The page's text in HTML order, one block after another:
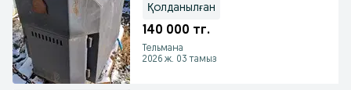
Қолданылған
140 000 тг.
Тельмана
2026 ж. 03 тамыз